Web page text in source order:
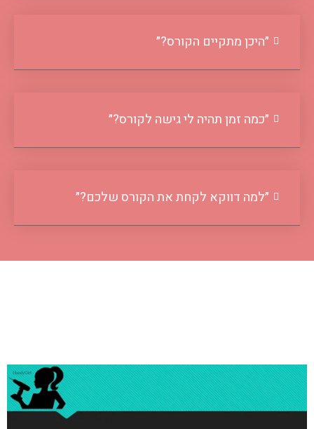
״היכן מתקיים הקורס?״
״כמה זמן תהיה לי גישה לקורס?״
״למה דווקא לקחת את הקורס שלכם?״